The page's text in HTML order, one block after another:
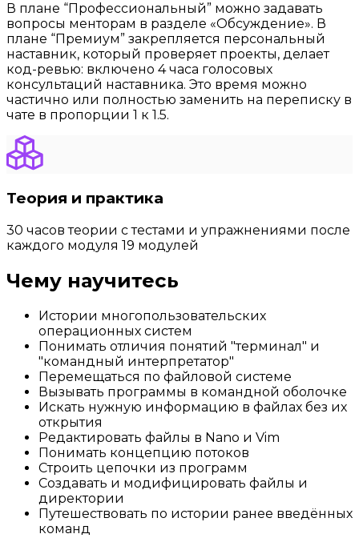
В плане “Профессиональный” можно задавать
вопросы менторам в разделе «Обсуждение». В
плане “Премиум” закрепляется персональный
наставник, который проверяет проекты, делает
код-ревью: включено 4 часа голосовых
консультаций наставника. Это время можно
частично или полностью заменить на переписку в
чате в пропорции 1 к 1.5.
Теория и практика
30 часов теории с тестами и упражнениями после
каждого модуля 19 модулей
Чему научитесь
Истории многопользовательских
операционных систем
Понимать отличия понятий "терминал" и
"командный интерпретатор"
Перемещаться по файловой системе
Вызывать программы в командной оболочке
Искать нужную информацию в файлах без их
открытия
Редактировать файлы в Nano и Vim
Понимать концепцию потоков
Строить цепочки из программ
Создавать и модифицировать файлы и
директории
Путешествовать по истории ранее введённых
команд